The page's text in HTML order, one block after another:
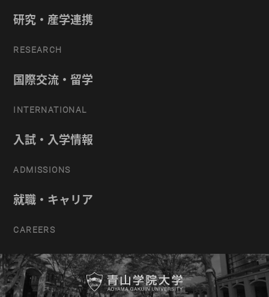
研究・産学連携
RESEARCH
国際交流・留学
INTERNATIONAL
入試・入学情報
ADMISSIONS
就職・キャリア
CAREERS